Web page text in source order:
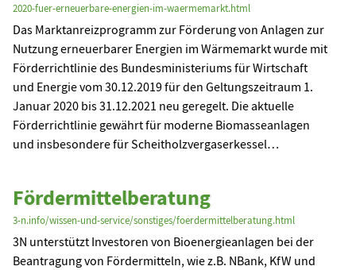
2020-fuer-erneuerbare-energien-im-waermemarkt.html
Das Marktanreizprogramm zur Förderung von Anlagen zur
Nutzung erneuerbarer Energien im Wärmemarkt wurde mit
Förderrichtlinie des Bundesministeriums für Wirtschaft
und Energie vom 30.12.2019 für den Geltungszeitraum 1.
Januar 2020 bis 31.12.2021 neu geregelt. Die aktuelle
Förderrichtlinie gewährt für moderne Biomasseanlagen
und insbesondere für Scheitholzvergaserkessel…
Fördermittelberatung
3-n.info/wissen-und-service/sonstiges/foerdermittelberatung.html
3N unterstützt Investoren von Bioenergieanlagen bei der
Beantragung von Fördermitteln, wie z.B. NBank, KfW und